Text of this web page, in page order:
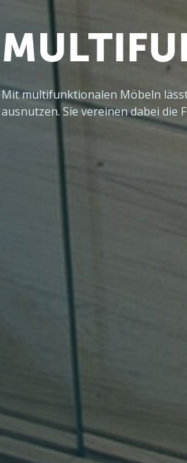
Mit multifunktionalen Möbeln
ausnutzen. Sie vereinen dabei die